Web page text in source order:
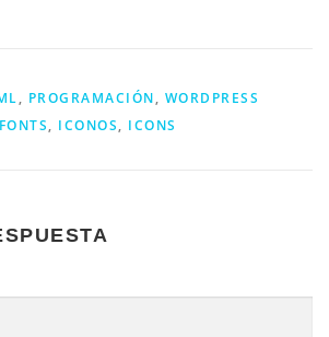
, PROGRAMACIÓN, WORDPRESS
FONTS, ICONOS, ICONS